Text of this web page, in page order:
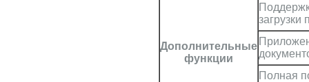
Дополнительные
функции
загрузки
Полная